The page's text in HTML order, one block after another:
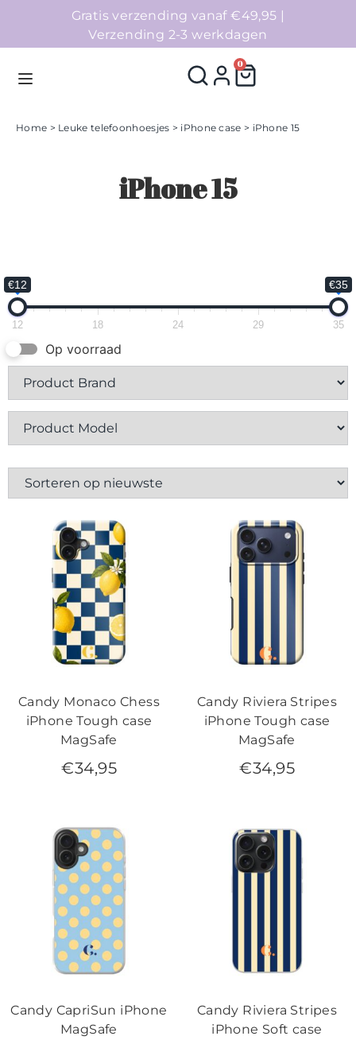
Gratis verzending vanaf €49,95 |
Verzending 2-3 werkdagen
0
Telefoonhoesjes
Sale
Collecties
Contact
Home > Leuke telefoonhoesjes > iPhone case > iPhone 15
iPhone 15
€12 €35
12 18 24 29 35
Op voorraad
Candy Monaco Chess
iPhone Tough case
MagSafe
€34,95
Candy Riviera Stripes
iPhone Tough case
MagSafe
€34,95
Candy CapriSun iPhone
MagSafe
Candy Riviera Stripes
iPhone Soft case